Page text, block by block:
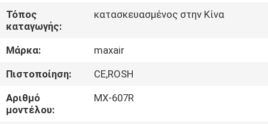
ΓΎΡΟΣ
ΕΡΓΟΣΤΑΣΊΩΝ
ΠΟΙΟΤΙΚΌΣ
ΈΛΕΓΧΟΣ
Τόπος
καταγωγής:
κατασκευασμένος στην Κίνα
Μάρκα:
maxair
Πιστοποίηση:
CE,ROSH
Αριθμό
μοντέλου:
MX-607R